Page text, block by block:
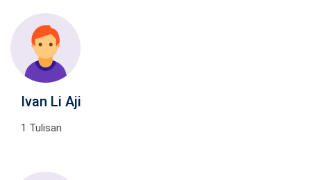
Ivan Li Aji
1 Tulisan